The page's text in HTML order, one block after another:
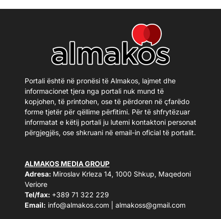
Portali është në pronësi të Almakos, lajmet dhe
informacionet tjera nga portali nuk mund të
kopjohen, të printohen, ose të përdoren në çfarëdo
forme tjetër për qëllime përfitimi. Për të shfrytëzuar
informatat e këtij portali ju lutemi kontaktoni personat
përgjegjës, ose shkruani në email-in oficial të portalit.
ALMAKOS MEDIA GROUP
Adresa: Miroslav Krleza 14, 1000 Shkup, Maqedoni
Veriore
Tel/fax: +389 71 322 229
Email: info@almakos.com almakoss@gmail.com